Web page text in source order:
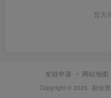
暂无
友链申请 网站地图
Copyright © 2025 · 副业